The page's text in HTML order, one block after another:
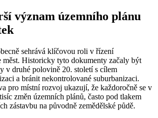
význam územního plánu
sehrává klíčovou roli v řízení
měst. Historicky tyto dokumenty začaly být
v druhé polovině 20. století s cílem
a bránit nekontrolované suburbanizaci.
pro místní rozvoj ukazují, že každoročně se v
změn územních plánů, často pod tlakem
zástavbu na původně zemědělské půdě.